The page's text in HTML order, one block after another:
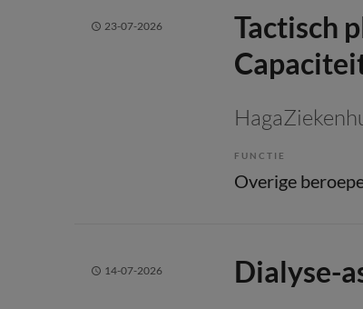
23-07-2026
Tactisch
FUNCTIE
14-07-2026 Dialyse-